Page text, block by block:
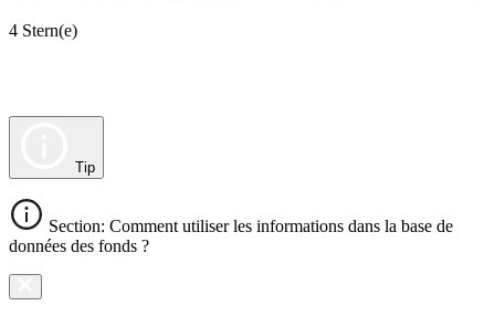
4 Stern(e)
Tip
Section: Comment utiliser les informations dans la base de
données des fonds ?